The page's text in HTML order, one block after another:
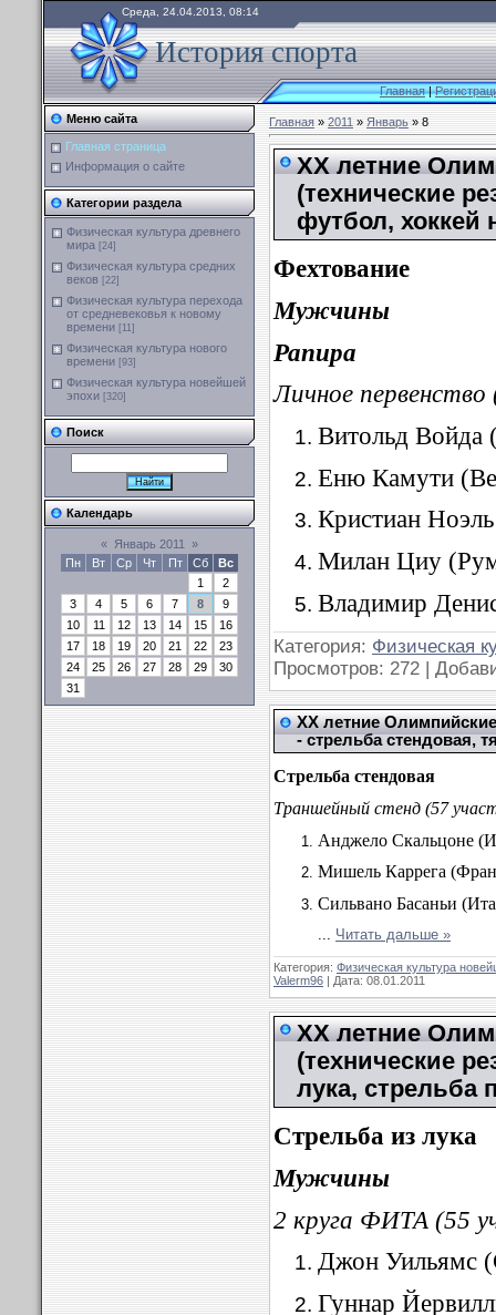
Среда, 24.04.2013, 08:14
История спорта
Главная|
Меню сайта
Главная страница
Информация о сайте
Категории раздела
Физическая культура древнего
мира [24]
Физическая культура средних
веков [22]
Физическая культура перехода
от средневековья к новому
времени [11]
Физическая культура нового
времени [93]
Физическая культура новейшей
эпохи [320]
Поиск
Календарь
« Январь 2011
»
Пн
Вт Ср Чт Пт Сб
Вс
1
2
3
4 5 6 7 8
9
10
11 12 13 14 15
16
17
18 19 20 21 22
23
24
25 26 27 28 29
30
31
Главная»2011»Январь» 8
XX летние
(технические
футбол, хоккей
Фехтование
Мужчины
Рапира
Личное
Витольд Войда
Еню Камути
Кристиан
Милан Циу
Владимир
Категория: Физическая
Просмотров: 272 |
XX летние
- стрельба стендовая,
Стрельба стендовая
Траншейный стенд (57
Анджело Скальцоне
Мишель Каррега
Сильвано Басаньи
Читать дальше »
Категория: Физическая культура
Valerm96 | Дата: 08.01.2011
XX летние
(технические
лука, стрельба
Стрельба из лука
Мужчины
2 круга ФИТА (55
Джон
Гуннар